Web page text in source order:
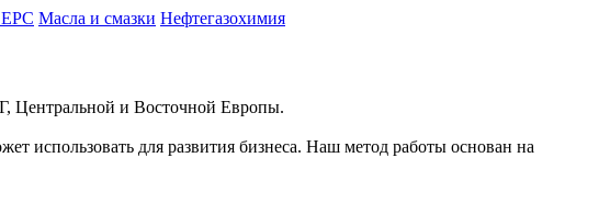
Масла и смазки Нефтегазохимия
Центральной и Восточной Европы.
использовать для развития бизнеса. Наш метод работы основан на